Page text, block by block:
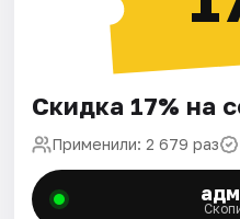
Скидка 17% на
Применили: 2 679 раз